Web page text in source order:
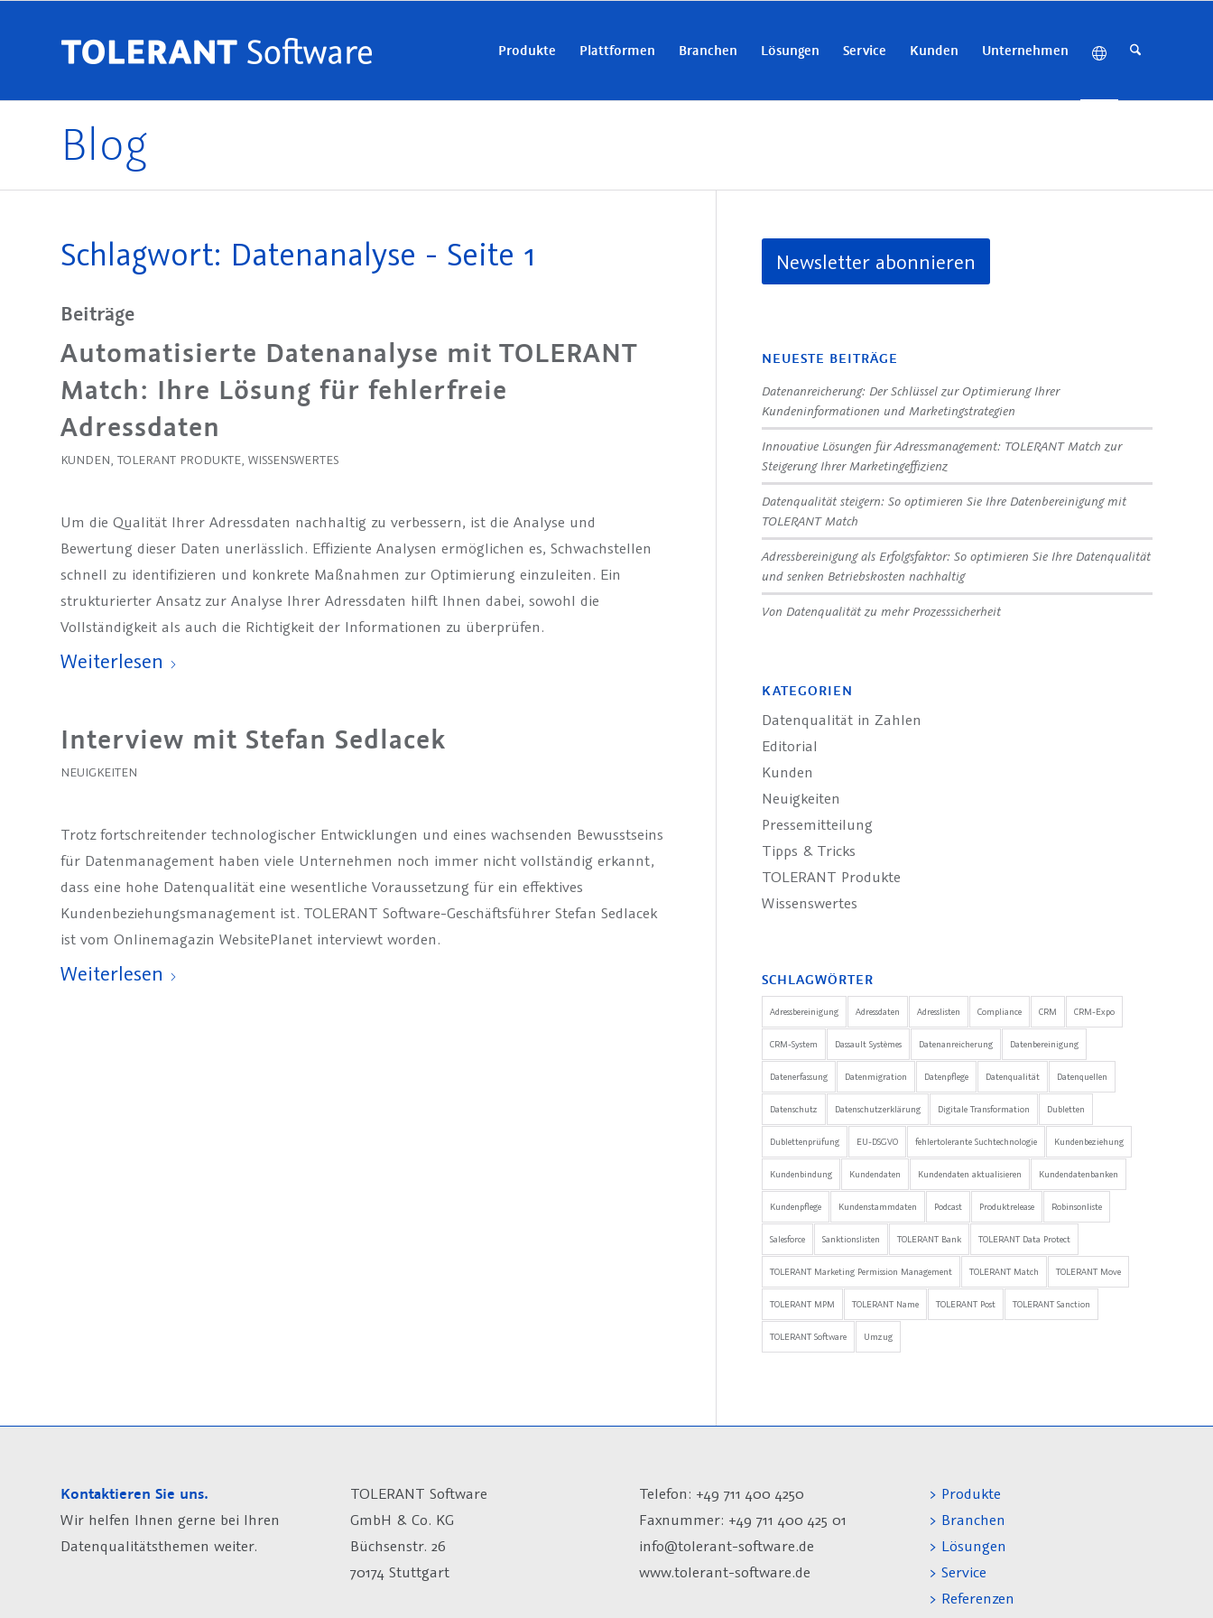
Produkte Plattformen Branchen Lösungen Service Kunden Unternehmen
Blog
Schlagwort: Datenanalyse - Seite 1
Beiträge
Automatisierte Datenanalyse mit TOLERANT
Match: Ihre Lösung für fehlerfreie
Adressdaten
KUNDEN, TOLERANT PRODUKTE, WISSENSWERTES
Um die Qualität Ihrer Adressdaten nachhaltig zu verbessern, ist die Analyse und
Bewertung dieser Daten unerlässlich. Effiziente Analysen ermöglichen es, Schwachstellen
schnell zu identifizieren und konkrete Maßnahmen zur Optimierung einzuleiten. Ein
strukturierter Ansatz zur Analyse Ihrer Adressdaten hilft Ihnen dabei, sowohl die
Vollständigkeit als auch die Richtigkeit der Informationen zu überprüfen.
Weiterlesen
Interview mit Stefan Sedlacek
NEUIGKEITEN
Trotz fortschreitender technologischer Entwicklungen und eines wachsenden Bewusstseins
für Datenmanagement haben viele Unternehmen noch immer nicht vollständig erkannt,
dass eine hohe Datenqualität eine wesentliche Voraussetzung für ein effektives
Kundenbeziehungsmanagement ist. TOLERANT Software-Geschäftsführer Stefan Sedlacek
ist vom Onlinemagazin WebsitePlanet interviewt worden.
Weiterlesen
Newsletter abonnieren
NEUESTE BEITRÄGE
Datenanreicherung: Der Schlüssel zur Optimierung Ihrer
Kundeninformationen und Marketingstrategien
Innovative Lösungen für Adressmanagement: TOLERANT Match zur
Steigerung Ihrer Marketingeffizienz
Datenqualität steigern: So optimieren Sie Ihre Datenbereinigung mit
TOLERANT Match
Adressbereinigung als Erfolgsfaktor: So optimieren Sie Ihre Datenqualität
und senken Betriebskosten nachhaltig
Von Datenqualität zu mehr Prozesssicherheit
KATEGORIEN
Datenqualität in Zahlen
Editorial
Kunden
Neuigkeiten
Pressemitteilung
Tipps & Tricks
TOLERANT Produkte
Wissenswertes
SCHLAGWÖRTER
Adressbereinigung Adressdaten Adresslisten Compliance CRM CRM-Expo
CRM-System Dassault Systèmes Datenanreicherung Datenbereinigung
Datenerfassung Datenmigration Datenpflege Datenqualität Datenquellen
Datenschutz Datenschutzerklärung Digitale Transformation Dubletten
Dublettenprüfung EU-DSGVO fehlertolerante Suchtechnologie Kundenbeziehung
Kundenbindung Kundendaten Kundendaten aktualisieren Kundendatenbanken
Kundenpflege Kundenstammdaten Podcast Produktrelease Robinsonliste
Salesforce Sanktionslisten TOLERANT Bank TOLERANT Data Protect
TOLERANT Marketing Permission Management TOLERANT Match TOLERANT Move
TOLERANT MPM TOLERANT Name TOLERANT Post TOLERANT Sanction
TOLERANT Software Umzug
Kontaktieren Sie uns.
Wir helfen Ihnen gerne bei Ihren
Datenqualitätsthemen weiter.
TOLERANT Software
GmbH & Co. KG
Büchsenstr. 26
70174 Stuttgart
Telefon: +49 711 400 4250
Faxnummer: +49 711 400 425 01
info@tolerant-software.de
www.tolerant-software.de
> Produkte
> Branchen
> Lösungen
> Service
> Referenzen